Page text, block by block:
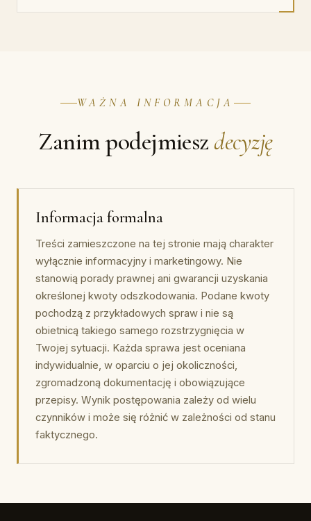
WAŻNA INFORMACJA
Zanim podejmieszdecyzję
Informacja formalna
Treści zamieszczone na tej stronie mają charakter
wyłącznie informacyjny i marketingowy. Nie
stanowią porady prawnej ani gwarancji uzyskania
określonej kwoty odszkodowania. Podane kwoty
pochodzą z przykładowych spraw i nie są
obietnicą takiego samego rozstrzygnięcia w
Twojej sytuacji. Każda sprawa jest oceniana
indywidualnie, w oparciu o jej okoliczności,
zgromadzoną dokumentację i obowiązujące
przepisy. Wynik postępowania zależy od wielu
czynników i może się różnić w zależności od stanu
faktycznego.